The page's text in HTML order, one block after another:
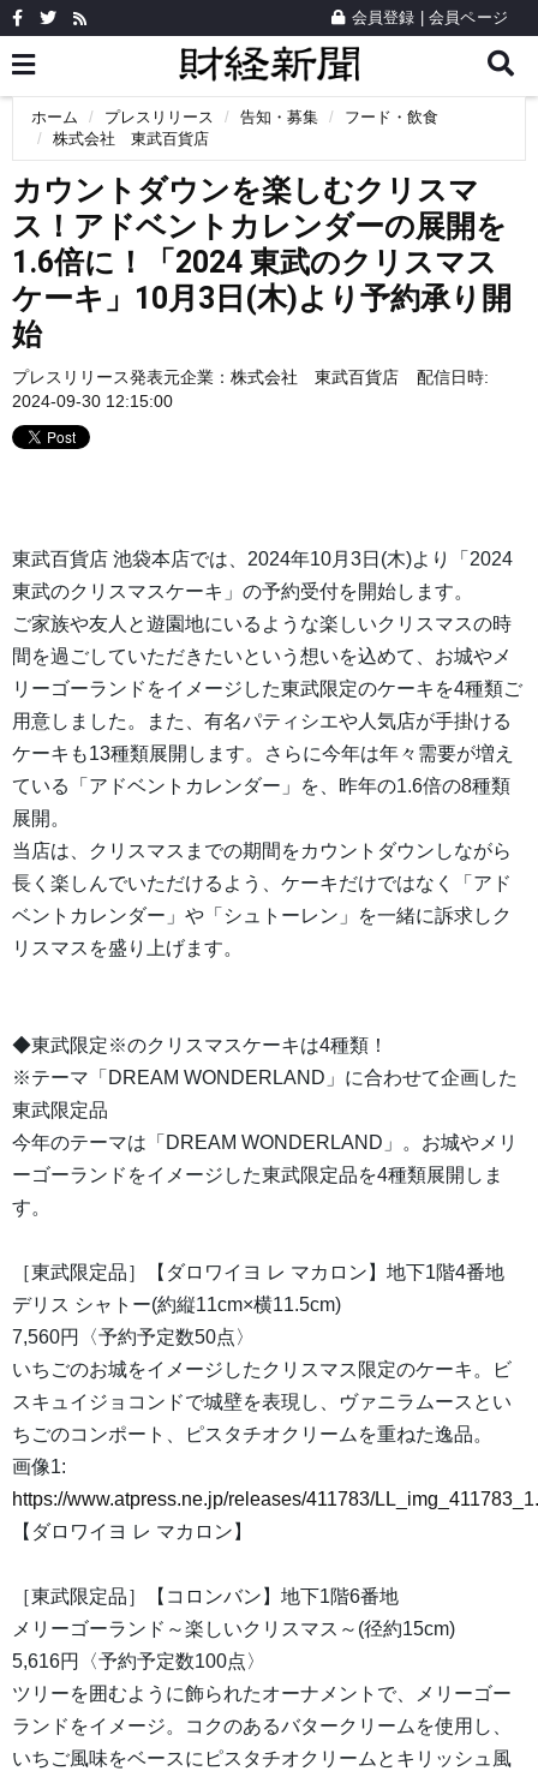
会員登録 会員ページ
ホーム プレスリリース 告知・募集
フード・飲食
株式会社 東武百貨店
カウントダウンを楽しむクリスマ
ス！アドベントカレンダーの展開を
1.6倍に！「2024 東武のクリスマス
ケーキ」10月3日(木)より予約承り開
始
プレスリリース発表元企業： 株式会社 東武百貨店
配信日時:
2024-09-30 12:15:00
東武百貨店 池袋本店では、2024年10月3日(木)より「2024
東武のクリスマスケーキ」の予約受付を開始します。
ご家族や友人と遊園地にいるような楽しいクリスマスの時
間を過ごしていただきたいという想いを込めて、お城やメ
リーゴーランドをイメージした東武限定のケーキを4種類ご
用意しました。また、有名パティシエや人気店が手掛ける
ケーキも13種類展開します。さらに今年は年々需要が増え
ている「アドベントカレンダー」を、昨年の1.6倍の8種類
展開。
当店は、クリスマスまでの期間をカウントダウンしながら
長く楽しんでいただけるよう、ケーキだけではなく「アド
ベントカレンダー」や「シュトーレン」を一緒に訴求しク
リスマスを盛り上げます。
◆東武限定※のクリスマスケーキは4種類！
※テーマ「DREAM WONDERLAND」に合わせて企画した
東武限定品
今年のテーマは「DREAM WONDERLAND」。お城やメリ
ーゴーランドをイメージした東武限定品を4種類展開しま
す。
［東武限定品］【ダロワイヨ レ マカロン】地下1階4番地
デリス シャトー(約縦11cm×横11.5cm)
7,560円〈予約予定数50点〉
いちごのお城をイメージしたクリスマス限定のケーキ。ビ
スキュイジョコンドで城壁を表現し、ヴァニラムースとい
ちごのコンポート、ピスタチオクリームを重ねた逸品。
画像1:
https://www.atpress.ne.jp/releases/411783/
【ダロワイヨ レ マカロン】
［東武限定品］【コロンバン】地下1階6番地
メリーゴーランド～楽しいクリスマス～(径約15cm)
5,616円〈予約予定数100点〉
ツリーを囲むように飾られたオーナメントで、メリーゴー
ランドをイメージ。コクのあるバタークリームを使用し、
いちご風味をベースにピスタチオクリームとキリッシュ風